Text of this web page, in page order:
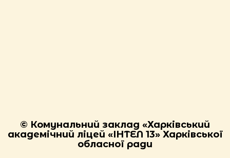
© Комунальний заклад «Харківський
академічний ліцей «ІНТЕЛ 13» Харківської
обласної ради